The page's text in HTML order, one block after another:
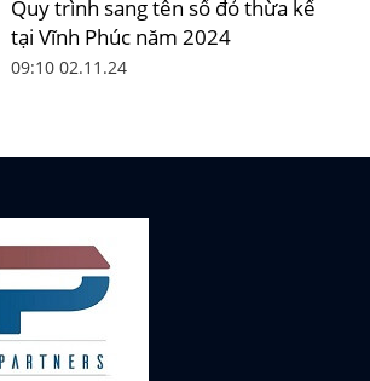
Quy trình sang tên sổ đỏ thừa kế
tại Vĩnh Phúc năm 2024
09:10 02.11.24